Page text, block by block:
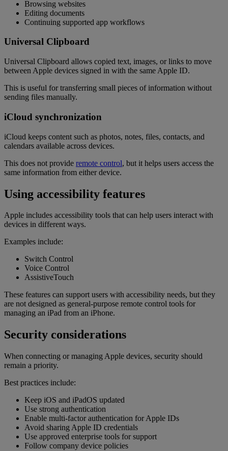
Browsing websites
Editing documents
Continuing supported app workflows
Universal Clipboard
Universal Clipboard allows copied text, images, or links to move
between Apple devices signed in with the same Apple ID.
This is useful for transferring small pieces of information without
sending files manually.
iCloud synchronization
iCloud keeps content such as photos, notes, files, contacts, and
calendars available across devices.
This does not provide remote control, but it helps users access the
same information from either device.
Using accessibility features
Apple includes accessibility tools that can help users interact with
devices in different ways.
Examples include:
Switch Control
Voice Control
AssistiveTouch
These features can support users with accessibility needs, but they
are not designed as general-purpose remote control tools for
managing an iPad from an iPhone.
Security considerations
When connecting or managing Apple devices, security should
remain a priority.
Best practices include:
Keep iOS and iPadOS updated
Use strong authentication
Enable multi-factor authentication for Apple IDs
Avoid sharing Apple ID credentials
Use approved enterprise tools for support
Follow company device policies